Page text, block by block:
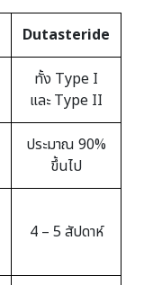
Dutasteride
ทั้ง Type I
และ Type II
ประมาณ 90%
ขึ้นไป
4 – 5 สัปดาห์